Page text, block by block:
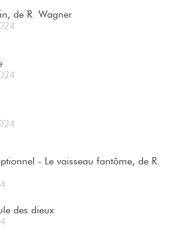
de R. Wagner
- Le vaisseau fantôme, de R.
des dieux